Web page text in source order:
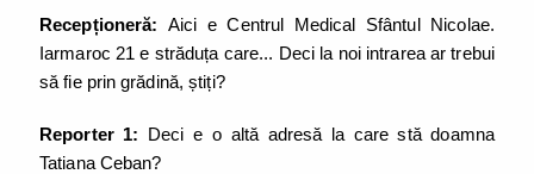
Recepționeră: Aici e Centrul Medical Sfântul Nicolae.
Iarmaroc 21 e străduța care... Deci la noi intrarea ar trebui
să fie prin grădină, știți?
Reporter 1: Deci e o altă adresă la care stă doamna
Tatiana Ceban?